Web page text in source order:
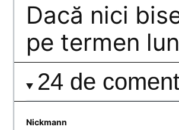
Dacă nici
pe termen
24 de
Nickmann